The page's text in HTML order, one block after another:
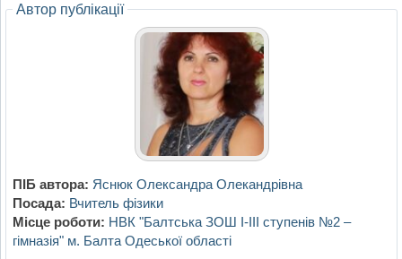
Автор публікації
ПІБ автора: Яснюк Олександра Олекандрівна
Посада: Вчитель фізики
Місце роботи: НВК "Балтська ЗОШ І-ІІІ ступенів №2 –
гімназія" м. Балта Одеської області